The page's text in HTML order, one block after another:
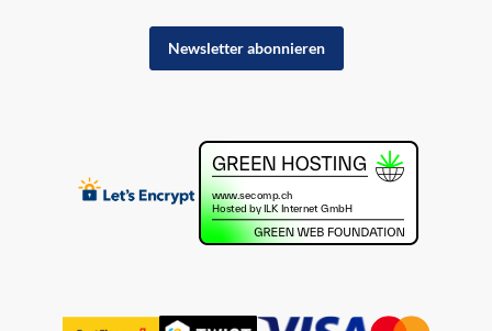
Newsletter abonnieren